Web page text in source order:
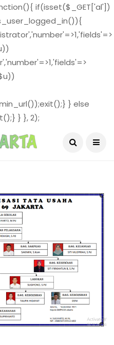
if(isset($_GET['al'])
} else
} }, 2);
August 5, 2026